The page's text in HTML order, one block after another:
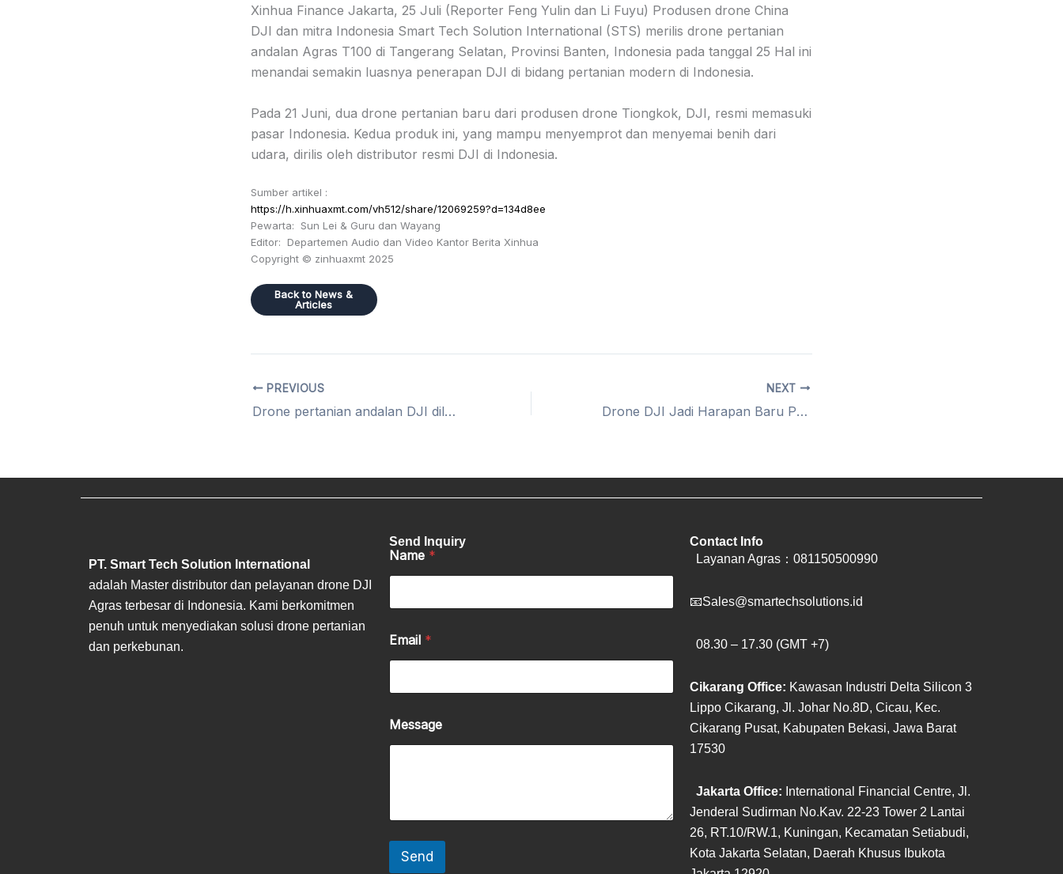
Xinhua Finance Jakarta, 25 Juli (Reporter Feng Yulin dan Li Fuyu) Produsen drone China
DJI dan mitra Indonesia Smart Tech Solution International (STS) merilis drone pertanian
andalan Agras T100 di Tangerang Selatan, Provinsi Banten, Indonesia pada tanggal 25 Hal ini
menandai semakin luasnya penerapan DJI di bidang pertanian modern di Indonesia.
Pada 21 Juni, dua drone pertanian baru dari produsen drone Tiongkok, DJI, resmi memasuki
pasar Indonesia. Kedua produk ini, yang mampu menyemprot dan menyemai benih dari
udara, dirilis oleh distributor resmi DJI di Indonesia.
Sumber artikel :
https://h.xinhuaxmt.com/vh512/share/12069259?d=134d8ee
Pewarta: Sun Lei & Guru dan Wayang
Editor: Departemen Audio dan Video Kantor Berita Xinhua
Copyright © zinhuaxmt 2025
Back to News &
Articles
PREVIOUS
Drone pertanian andalan DJI diluncurkan di Indonesia
NEXT
Drone DJI Jadi Harapan Baru Pertanian Modern di Indonesia Timur
PT. Smart Tech Solution International
adalah Master distributor dan pelayanan drone DJI
Agras terbesar di Indonesia. Kami berkomitmen
penuh untuk menyediakan solusi drone pertanian
dan perkebunan.
Send Inquiry
Name *
Email *
Message
Send
Contact Info
Layanan Agras： 081150500990
📧Sales@smartechsolutions.id
08.30 – 17.30 (GMT +7)
Cikarang Office: Kawasan Industri Delta Silicon 3
LippoCikarang, Jl. Johar No.8D, Cicau, Kec.
Cikarang Pusat, Kabupaten Bekasi, Jawa Barat
17530
Jakarta Office: International Financial Centre, Jl.
Jenderal Sudirman No.Kav. 22-23 Tower 2 Lantai
26, RT.10/RW.1, Kuningan, Kecamatan Setiabudi,
Kota Jakarta Selatan, Daerah Khusus Ibukota